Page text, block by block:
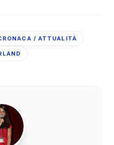
/ ATTUALITÀ